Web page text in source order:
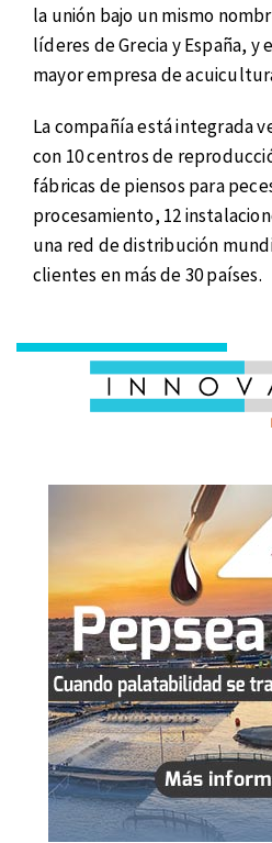
la unión bajo un mismo
líderes de Grecia y España, y
mayor empresa de
La compañía está integrada
con 10 centros de
fábricas de piensos para
procesamiento, 12
una red de distribución
clientes en más de 30 países.